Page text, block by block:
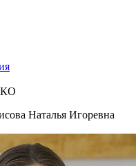
Наталья Игоревна